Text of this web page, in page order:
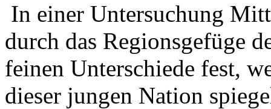
In einer Untersuchung
durch das Regionsgefüge
feinen Unterschiede fest,
dieser jungen Nation